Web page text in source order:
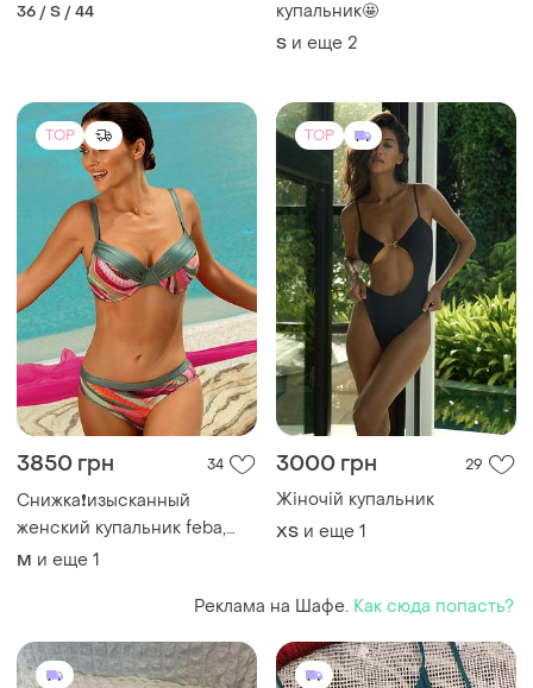
36 / S / 44
купальник🤩
S и еще 2
TOP
3850 грн 34
Снижка❗️изысканный
женский купальник feba,
коллекция 2024🔥💝
M и еще 1
TOP
3000 грн 29
Жіночій купальник
ХS и еще 1
Реклама на Шафе. Как сюда попасть?